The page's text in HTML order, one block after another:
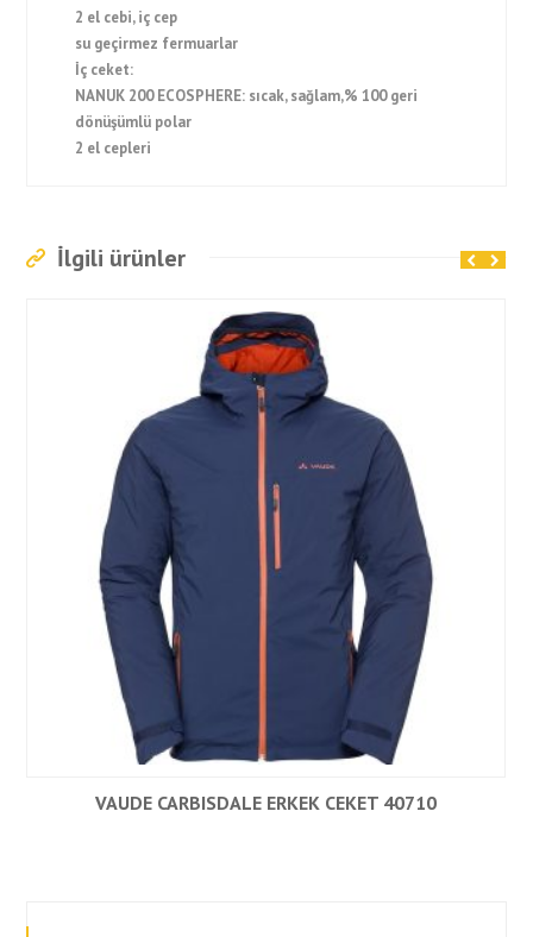
2 el cebi, iç cep
su geçirmez fermuarlar
İç ceket:
NANUK 200 ECOSPHERE: sıcak, sağlam,% 100 geri
dönüşümlü polar
2 el cepleri
İlgili ürünler
VAUDE CARBISDALE ERKEK CEKET 40710